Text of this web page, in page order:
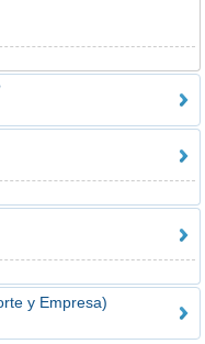
Fútbol 7 Málaga‏ (Deporte y Empresa)